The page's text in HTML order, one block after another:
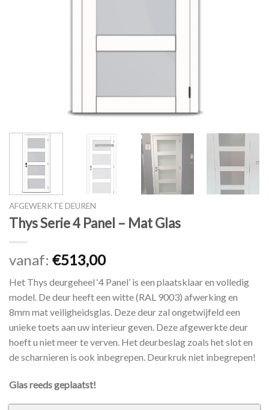
AFGEWERKTE DEUREN
Thys Serie 4 Panel – Mat Glas
vanaf: €513,00
Het Thys deurgeheel ‘4 Panel’ is een plaatsklaar en volledig
model. De deur heeft een witte (RAL 9003) afwerking en
8mm mat veiligheidsglas. Deze deur zal ongetwijfeld een
unieke toets aan uw interieur geven. Deze afgewerkte deur
hoeft u niet meer te verven. Het deurbeslag zoals het slot en
de scharnieren is ook inbegrepen. Deurkruk niet inbegrepen!
Glas reeds geplaatst!